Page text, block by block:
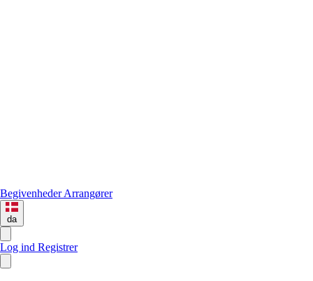
BegivenhederArrangører
da
Log ind Registrer